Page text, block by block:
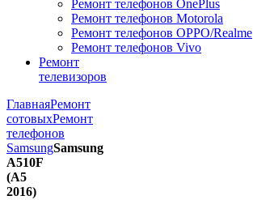
Ремонт телефонов OnePlus
Ремонт телефонов Motorola
Ремонт телефонов OPPO/Realme
Ремонт телефонов Vivo
Ремонт
телевизоров
ГлавнаяРемонт
сотовыхРемонт
телефонов
SamsungSamsung
A510F
(A5
2016)